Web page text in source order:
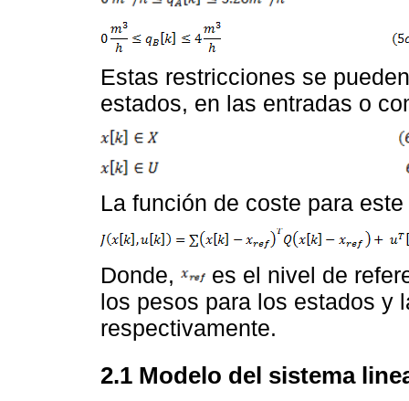
Estas restricciones se
estados, en las entradas o
La función de coste para
Donde,
es el nivel de
los pesos para los estados y
respectivamente.
2.1 Modelo del sistema